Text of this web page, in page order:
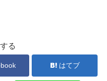
る
はてブ